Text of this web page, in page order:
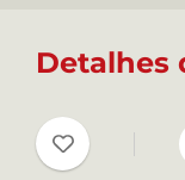
A
Detalhes